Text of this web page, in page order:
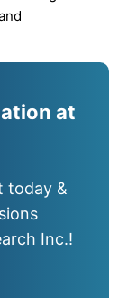
at
today &
Inc.!